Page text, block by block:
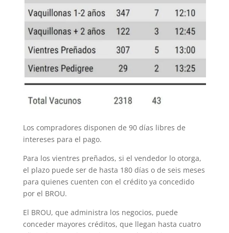
Los compradores disponen de 90 días libres de
intereses para el pago.
Para los vientres preñados, si el vendedor lo otorga,
el plazo puede ser de hasta 180 días o de seis meses
para quienes cuenten con el crédito ya concedido
por el BROU.
El BROU, que administra los negocios, puede
conceder mayores créditos, que llegan hasta cuatro